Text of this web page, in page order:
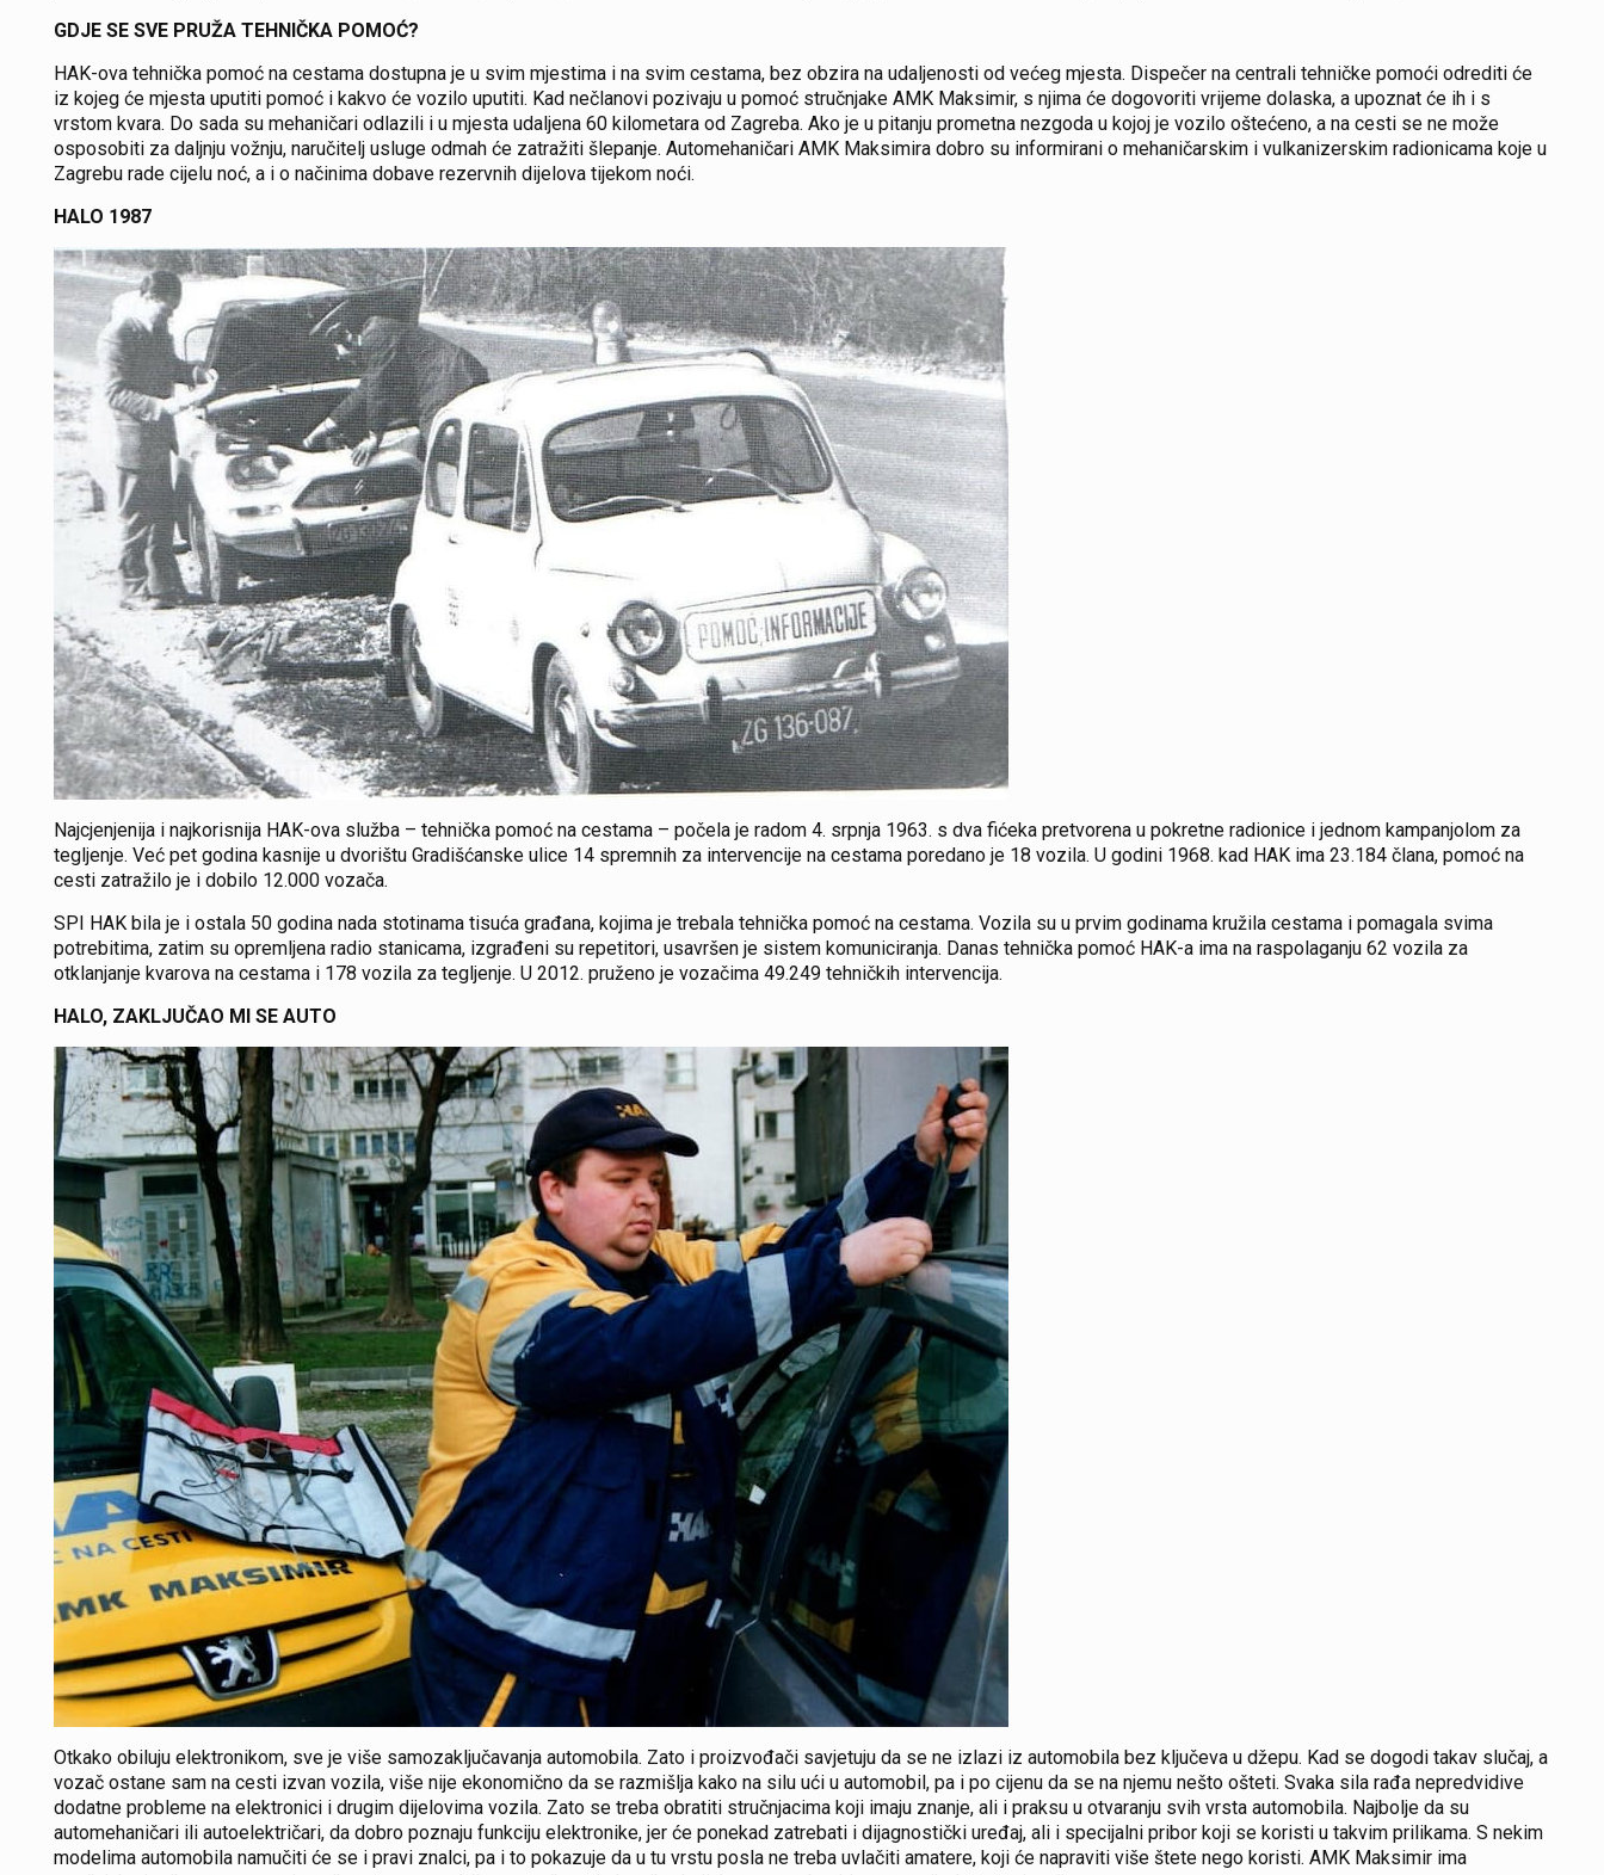
GDJE SE SVE PRUŽA TEHNIČKA POMOĆ?
HAK-ova tehnička pomoć na cestama dostupna je u svim mjestima i na svim cestama, bez obzira na udaljenosti od većeg mjesta. Dispečer na centrali tehničke pomoći odrediti će
iz kojeg će mjesta uputiti pomoć i kakvo će vozilo uputiti. Kad nečlanovi pozivaju u pomoć stručnjake AMK Maksimir, s njima će dogovoriti vrijeme dolaska, a upoznat će ih i s
vrstom kvara. Do sada su mehaničari odlazili i u mjesta udaljena 60 kilometara od Zagreba. Ako je u pitanju prometna nezgoda u kojoj je vozilo oštećeno, a na cesti se ne može
osposobiti za daljnju vožnju, naručitelj usluge odmah će zatražiti šlepanje. Automehaničari AMK Maksimira dobro su informirani o mehaničarskim i vulkanizerskim radionicama koje u
Zagrebu rade cijelu noć, a i o načinima dobave rezervnih dijelova tijekom noći.
HALO 1987
Najcjenjenija i najkorisnija HAK-ova služba – tehnička pomoć na cestama – počela je radom 4. srpnja 1963. s dva fićeka pretvorena u pokretne radionice i jednom kampanjolom za
tegljenje. Već pet godina kasnije u dvorištu Gradišćanske ulice 14 spremnih za intervencije na cestama poredano je 18 vozila. U godini 1968. kad HAK ima 23.184 člana, pomoć na
cesti zatražilo je i dobilo 12.000 vozača.
SPI HAK bila je i ostala 50 godina nada stotinama tisuća građana, kojima je trebala tehnička pomoć na cestama. Vozila su u prvim godinama kružila cestama i pomagala svima
potrebitima, zatim su opremljena radio stanicama, izgrađeni su repetitori, usavršen je sistem komuniciranja. Danas tehnička pomoć HAK-a ima na raspolaganju 62 vozila za
otklanjanje kvarova na cestama i 178 vozila za tegljenje. U 2012. pruženo je vozačima 49.249 tehničkih intervencija.
HALO, ZAKLJUČAO MI SE AUTO
Otkako obiluju elektronikom, sve je više samozaključavanja automobila. Zato i proizvođači savjetuju da se ne izlazi iz automobila bez ključeva u džepu. Kad se dogodi takav slučaj, a
vozač ostane sam na cesti izvan vozila, više nije ekonomično da se razmišlja kako na silu ući u automobil, pa i po cijenu da se na njemu nešto ošteti. Svaka sila rađa nepredvidive
dodatne probleme na elektronici i drugim dijelovima vozila. Zato se treba obratiti stručnjacima koji imaju znanje, ali i praksu u otvaranju svih vrsta automobila. Najbolje da su
automehaničari ili autoelektričari, da dobro poznaju funkciju elektronike, jer će ponekad zatrebati i dijagnostički uređaj, ali i specijalni pribor koji se koristi u takvim prilikama. S nekim
modelima automobila namučiti će se i pravi znalci, pa i to pokazuje da u tu vrstu posla ne treba uvlačiti amatere, koji će napraviti više štete nego koristi. AMK Maksimir ima